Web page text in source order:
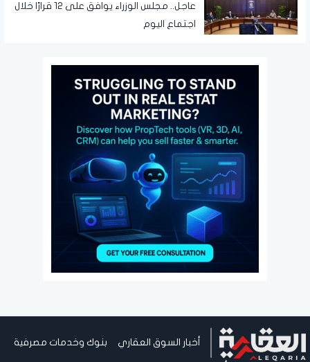
عاجل.. مجلس الوزراء يوافق على 12 قرارًا خلال
اجتماع اليوم
أخبار السوق العقاري بنوك وخدمات مصرفية